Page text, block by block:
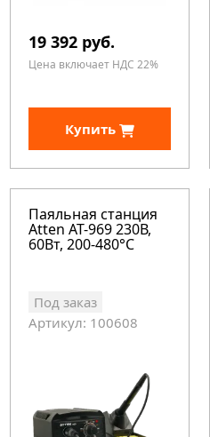
19 392 руб.
Цена включает НДС 22%
Купить
Паяльная станция
Atten AT-969 230В,
60Вт, 200-480°C
Под заказ
Артикул: 100608